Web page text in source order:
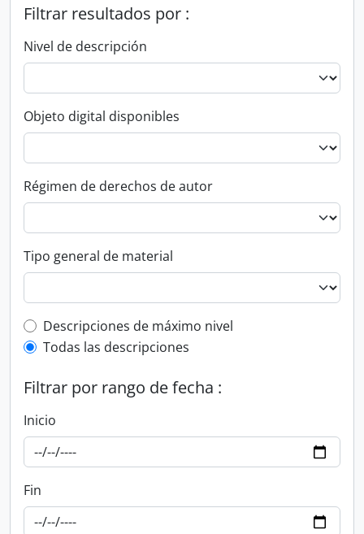
Filtrar resultados por :
Nivel de descripción
Objeto digital disponibles
Régimen de derechos de autor
Tipo general de material
Top-level description filter
Descripciones de máximo nivel
Todas las descripciones
Filtrar por rango de fecha :
Inicio
Fin